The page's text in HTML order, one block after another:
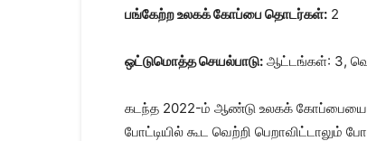
பங்கேற்ற உலகக் கோப்பை தொடர்கள்: 2
ஒட்டுமொத்த செயல்பாடு: ஆட்டங்கள்: 3,
கடந்த 2022-ம் ஆண்டு உலகக் கோப்பையை
போட்டியில் கூட வெற்றி பெறாவிட்டாலும்